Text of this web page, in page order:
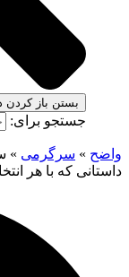
بستن باز کردن
جستجو برای:
واضح » سرگرمی »
داستانی که با هر